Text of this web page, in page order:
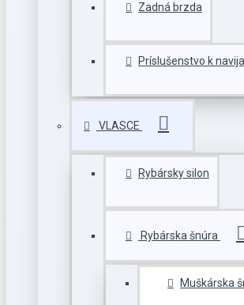
Zadná brzda
Príslušenstvo k
VLASCE
Rybársky silon
Rybárska šnúra
Muškárska